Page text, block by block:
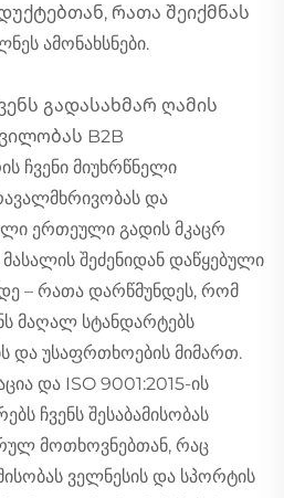
რათა შეიქმნას
ამონახსნები.
გადასახმარ ღამის
B2B
ჩვენი მიუხრწნელი
და
ერთეული გადის მკაცრ
შეძენიდან დაწყებული
– რათა დარწმუნდეს, რომ
მაღალ სტანდარტებს
და უსაფრთხოების მიმართ.
და ISO 9001:2015-ის
ჩვენს შესაბამისობას
მოთხოვნებთან, რაც
ველნესის და სპორტის